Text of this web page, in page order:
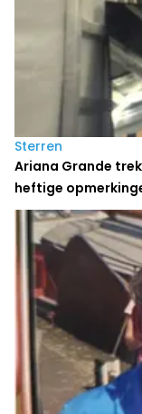
Sterren
Ariana Grande
heftige